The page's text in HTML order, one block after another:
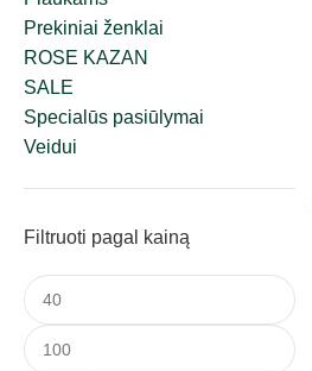
Prekiniai ženklai
ROSE KAZAN
SALE
Specialūs pasiūlymai
Veidui
Filtruoti pagal kainą